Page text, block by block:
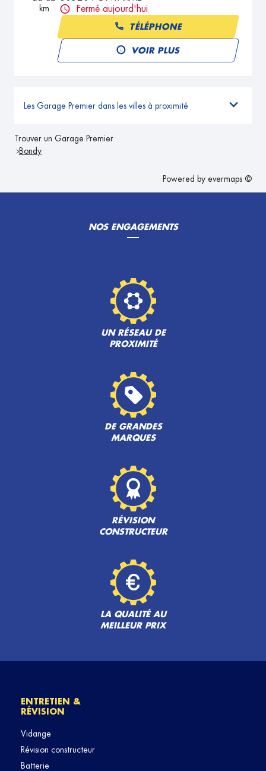
km
Fermé aujourd'hui
TÉLÉPHONE
VOIR PLUS
Les Garage Premier dans les villes à proximité
Trouver un Garage Premier
Bondy
Powered by evermaps ©
NOS ENGAGEMENTS
UN RÉSEAU DE
PROXIMITÉ
DE GRANDES
MARQUES
RÉVISION
CONSTRUCTEUR
LA QUALITÉ AU
MEILLEUR PRIX
ENTRETIEN &
RÉVISION
Vidange
Révision constructeur
Batterie